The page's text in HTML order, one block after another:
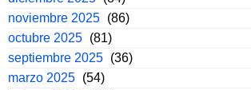
noviembre 2025 (86)
octubre 2025 (81)
septiembre 2025 (36)
marzo 2025 (54)